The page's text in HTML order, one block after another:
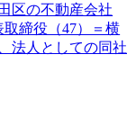
区の不動産会社
取締役（47）＝横
法人としての同社